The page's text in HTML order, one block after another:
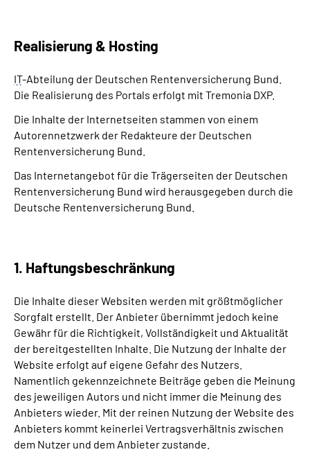
Realisierung & Hosting
IT-Abteilung der Deutschen Rentenversicherung Bund.
Die Realisierung des Portals erfolgt mit Tremonia DXP.
Die Inhalte der Internetseiten stammen von einem
Autorennetzwerk der Redakteure der Deutschen
Rentenversicherung Bund
Das Internetangebot für die Trägerseiten der Deutschen
Rentenversicherung Bund wird herausgegeben durch die
Deutsche Rentenversicherung Bund.
1. Haftungsbeschränkung
Die Inhalte dieser Websiten werden mit größtmöglicher
Sorgfalt erstellt. Der Anbieter übernimmt jedoch keine
Gewähr für die Richtigkeit, Vollständigkeit und Aktualität
der bereitgestellten Inhalte. Die Nutzung der Inhalte der
Website erfolgt auf eigene Gefahr des Nutzers.
Namentlich gekennzeichnete Beiträge geben die Meinung
des jeweiligen Autors und nicht immer die Meinung des
Anbieters wieder. Mit der reinen Nutzung der Website des
Anbieters kommt keinerlei Vertragsverhältnis zwischen
dem Nutzer und dem Anbieter zustande.